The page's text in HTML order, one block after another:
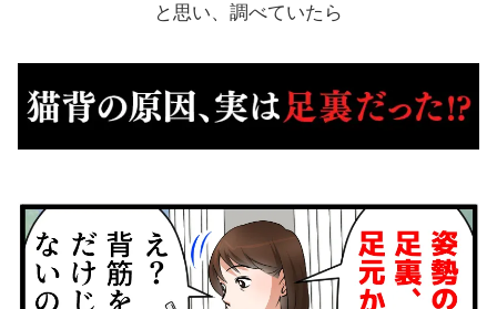
と思い、調べていたら